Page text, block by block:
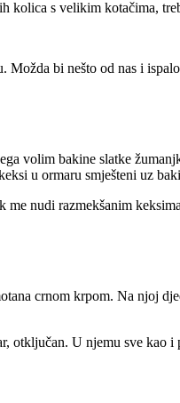
kolica s velikim kotačima,
bi nešto od nas i
volim bakine slatke
u ormaru smješteni uz
nudi razmekšanim
crnom krpom. Na njoj
otključan. U njemu sve kao